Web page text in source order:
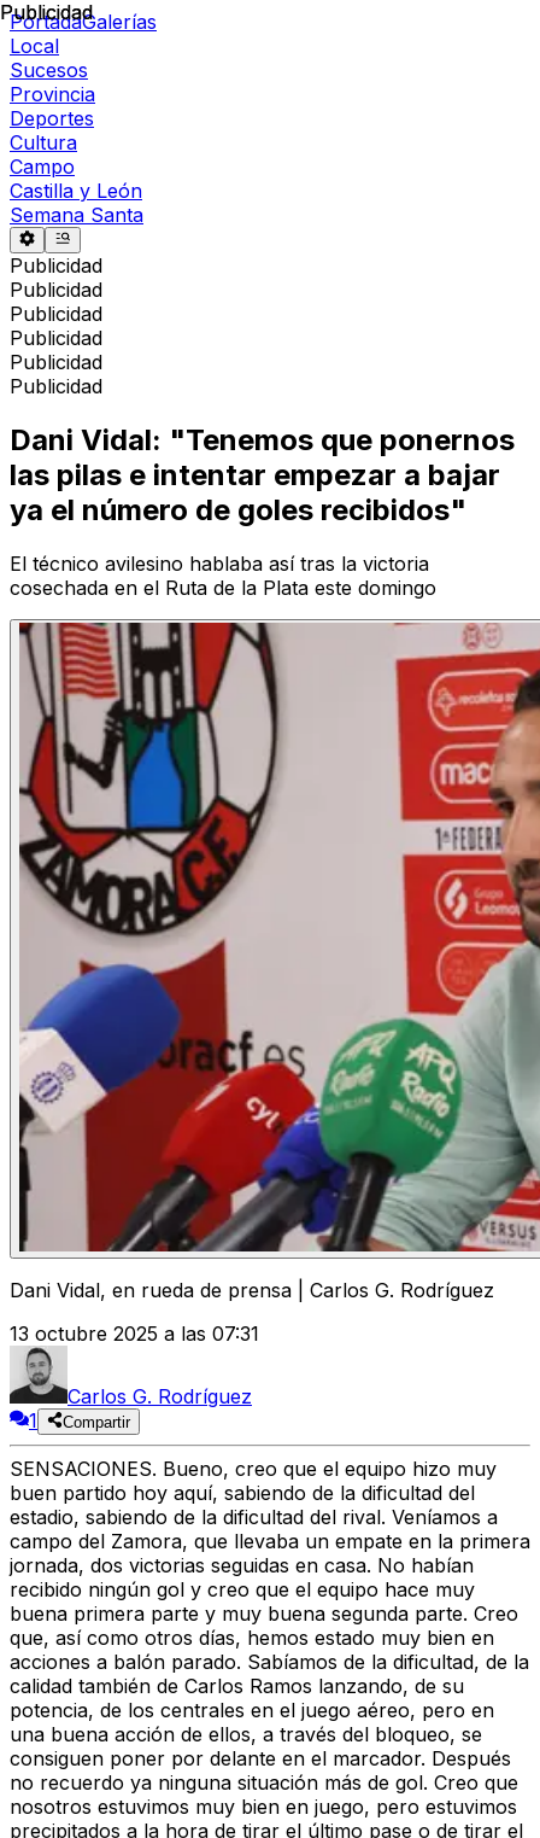
PortadaGalerías
Local
Sucesos
Provincia
Deportes
Cultura
Campo
Castilla y León
Semana Santa
Publicidad
Publicidad
Publicidad
Publicidad
Publicidad
Publicidad
Publicidad
Dani Vidal: "Tenemos que ponernos
las pilas e intentar empezar a bajar
ya el número de goles recibidos"
El técnico avilesino hablaba así tras la victoria
cosechada en el Ruta de la Plata este domingo
Dani Vidal, en rueda de prensa | Carlos G. Rodríguez
13 octubre 2025 a las 07:31
Carlos G. Rodríguez
1
Compartir
SENSACIONES. Bueno, creo que el equipo hizo muy
buen partido hoy aquí, sabiendo de la dificultad del
estadio, sabiendo de la dificultad del rival. Veníamos a
campo del Zamora, que llevaba un empate en la primera
jornada, dos victorias seguidas en casa. No habían
recibido ningún gol y creo que el equipo hace muy
buena primera parte y muy buena segunda parte. Creo
que, así como otros días, hemos estado muy bien en
acciones a balón parado. Sabíamos de la dificultad, de la
calidad también de Carlos Ramos lanzando, de su
potencia, de los centrales en el juego aéreo, pero en
una buena acción de ellos, a través del bloqueo, se
consiguen poner por delante en el marcador. Después
no recuerdo ya ninguna situación más de gol. Creo que
nosotros estuvimos muy bien en juego, pero estuvimos
precipitados a la hora de tirar el último pase o de tirar el
Publicidad